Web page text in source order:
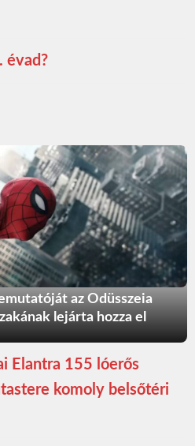
évad?
az Odüsszeia
lejárta hozza el
Elantra 155 lóerős
komoly belsőtéri